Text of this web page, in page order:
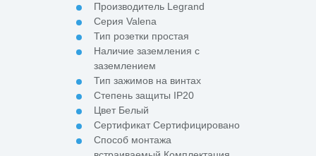
Производитель Legrand
Серия Valena
Тип розетки простая
Наличие заземления с
заземлением
Тип зажимов на винтах
Степень защиты IP20
Цвет Белый
Сертификат Сертифицировано
Способ монтажа